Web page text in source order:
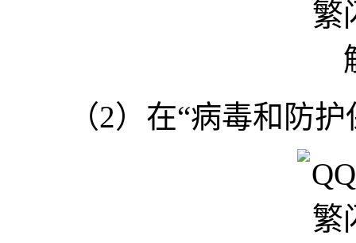
（2）在“病毒和防护